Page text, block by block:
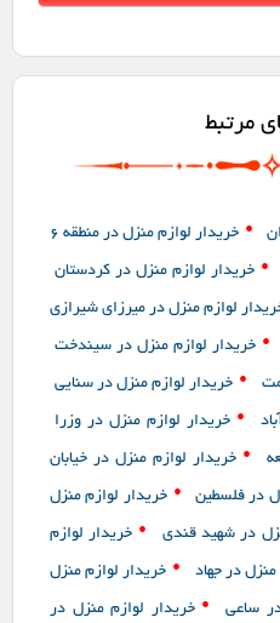
مرتبط
• خریدار لوازم منزل در منطقه 6
• خریدار لوازم منزل در کردستان
لوازم منزل در میرزای شیرازی
• خریدار لوازم منزل در سیندخت
• خریدار لوازم منزل در سنایی
• خریدار لوازم منزل در وزرا
• خریدار لوازم منزل در خیابان
در فلسطین • خریدار لوازم منزل
در شهید قندی • خریدار لوازم
منزل در جهاد • خریدار لوازم منزل
ساعی • خریدار لوازم منزل در